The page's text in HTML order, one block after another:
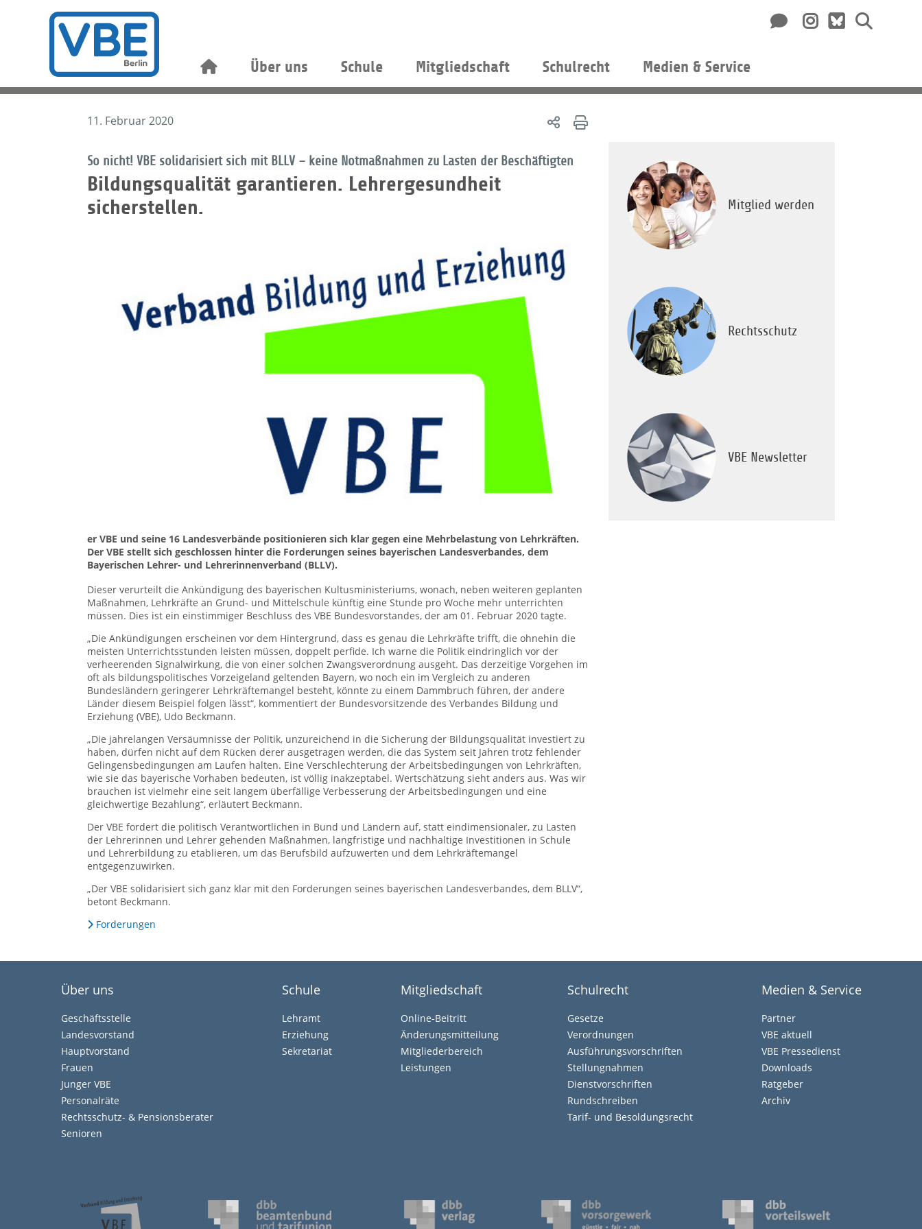
Über uns Schule Mitgliedschaft Schulrecht Medien & Service
11. Februar 2020
So nicht! VBE solidarisiert sich mit BLLV – keine Notmaßnahmen zu Lasten der Beschäftigten
Bildungsqualität garantieren. Lehrergesundheit
sicherstellen.
er VBE und seine 16 Landesverbände positionieren sich klar gegen eine Mehrbelastung von Lehrkräften.
Der VBE stellt sich geschlossen hinter die Forde­rungen seines bayerischen Landesverbandes, dem
Bayerischen Lehrer- und Lehrerin­nenverband (BLLV).
Dieser verurteilt die Ankündigung des bayerischen Kultusministeriums, wonach, neben weiteren geplanten
Maßnahmen, Lehrkräfte an Grund- und Mittelschule künftig eine Stunde pro Woche mehr unterrichten
müssen. Dies ist ein einstimmiger Beschluss des VBE Bundesvorstandes, der am 01. Februar 2020 tagte.
„Die Ankündigungen erscheinen vor dem Hintergrund, dass es genau die Lehrkräfte trifft, die ohnehin die
meisten Unterrichtsstunden leisten müssen, doppelt perfide. Ich warne die Politik eindringlich vor der
verheerenden Signalwirkung, die von ei­ner solchen Zwangsverordnung ausgeht. Das derzeitige Vorgehen im
oft als bildungs­politisches Vorzeigeland geltenden Bayern, wo noch ein im Vergleich zu anderen
Bundesländern geringerer Lehrkräftemangel besteht, könnte zu einem Dammbruch füh­ren, der andere
Länder diesem Beispiel folgen lässt“, kommentiert der Bundesvorsitzende des Verbandes Bildung und
Erziehung (VBE), Udo Beckmann.
„Die jahrelangen Versäumnisse der Politik, unzureichend in die Sicherung der Bil­dungsqualität investiert zu
haben, dürfen nicht auf dem Rücken derer ausgetragen werden, die das System seit Jahren trotz fehlender
Gelingensbedingungen am Laufen halten. Eine Verschlechterung der Arbeitsbedingungen von Lehrkräften,
wie sie das bayerische Vorhaben bedeuten, ist völlig inakzeptabel. Wertschätzung sieht anders aus. Was wir
brauchen ist vielmehr eine seit langem überfällige Verbesserung der Arbeitsbedingungen und eine
gleichwertige Bezahlung“, erläutert Beckmann.
Der VBE fordert die politisch Verantwortlichen in Bund und Ländern auf, statt eindi­mensionaler, zu Lasten
der Lehrerinnen und Lehrer gehenden Maßnahmen, langfris­tige und nachhaltige Investitionen in Schule
und Lehrerbildung zu etablieren, um das Berufsbild aufzuwerten und dem Lehrkräftemangel
entgegenzuwirken.
„Der VBE solidarisiert sich ganz klar mit den Forderungen seines bayerischen Landesverbandes, dem BLLV“,
betont Beckmann.
Forderungen
Mitglied werden
Rechtsschutz
VBE Newsletter
Über uns
Geschäftsstelle
Landesvorstand
Hauptvorstand
Frauen
Junger VBE
Personalräte
Rechtsschutz- & Pensionsberater
Senioren
Schule
Lehramt
Erziehung
Sekretariat
Mitgliedschaft
Online-Beitritt
Änderungsmitteilung
Mitgliederbereich
Leistungen
Schulrecht
Gesetze
Verordnungen
Ausführungsvorschriften
Stellungnahmen
Dienstvorschriften
Rundschreiben
Tarif- und Besoldungsrecht
Medien & Service
Partner
VBE aktuell
VBE Pressedienst
Downloads
Ratgeber
Archiv